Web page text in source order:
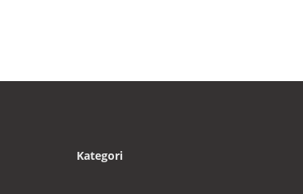
Kategori